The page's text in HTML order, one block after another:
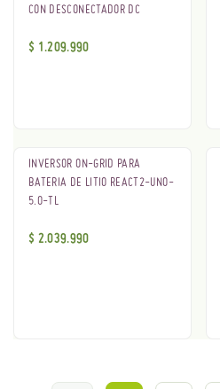
CON DESCONECTADOR DC
$ 1.209.990
INVERSOR ON-GRID PARA
BATERIA DE LITIO REACT2-UNO-
5.0-TL
$ 2.039.990